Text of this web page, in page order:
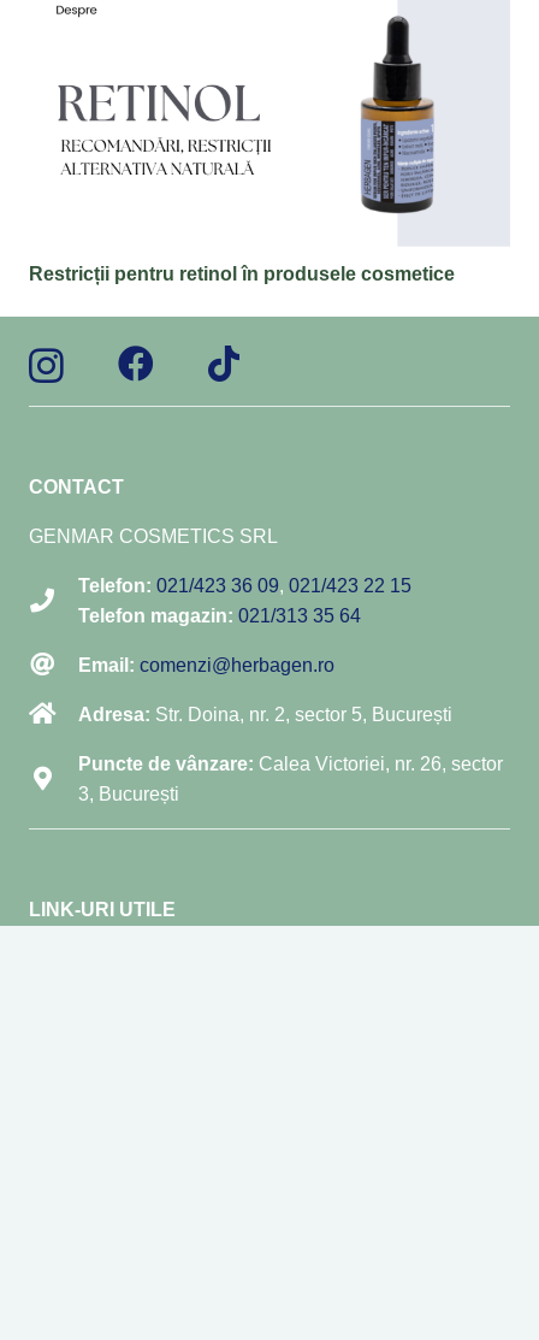
Restricții pentru retinol în produsele cosmetice
CONTACT
GENMAR COSMETICS SRL
Telefon: 021/423 36 09, 021/423 22 15
Telefon magazin: 021/313 35 64
Email: comenzi@herbagen.ro
Adresa: Str. Doina, nr. 2, sector 5, București
Puncte de vânzare: Calea Victoriei, nr. 26, sector
3, București
LINK-URI UTILE